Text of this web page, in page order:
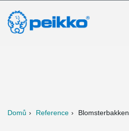
Domů Reference Blomsterbakken